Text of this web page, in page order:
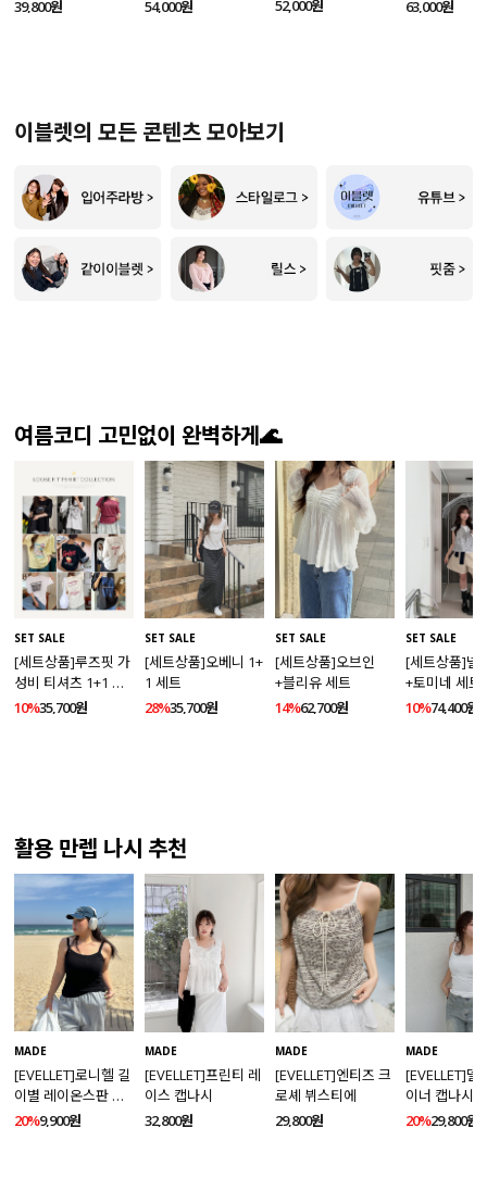
39,800원 54,000원 52,000원 63,000원
이블렛의 모든 콘텐츠 모아보기
여름코디 고민없이 완벽하게🌊
SET SALE
[세트상품]루즈핏 가
성비 티셔츠 1+1 세
트
10%35,700원
SET SALE
[세트상품]오베니 1+
1 세트
28%35,700원
SET SALE
[세트상품]오브인
+블리유 세트
14%62,700원
SET SALE
[세트상품]넬
+토미네 세트
10%74,400원
활용 만렙 나시 추천
MADE
[EVELLET]로니헬 길
이별 레이온스판 끈
나시
20%9,900원
MADE
[EVELLET]프린티 레
이스 캡나시
32,800원
MADE
[EVELLET]엔티즈 크
로셰 뷔스티에
29,800원
MADE
[EVELLET]델
이너 캡나시
20%29,800원